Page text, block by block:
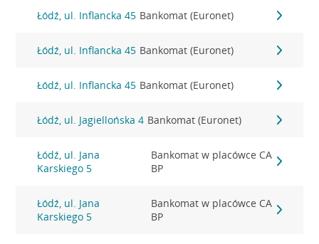
Łódź, ul. Inflancka 45 Bankomat (Euronet)
Łódź, ul. Inflancka 45 Bankomat (Euronet)
Łódź, ul. Inflancka 45 Bankomat (Euronet)
Łódź, ul. Jagiellońska 4 Bankomat (Euronet)
Łódź, ul. Jana
Karskiego 5
Bankomat w placówce CA
BP
Łódź, ul. Jana
Karskiego 5
Bankomat w placówce CA
BP